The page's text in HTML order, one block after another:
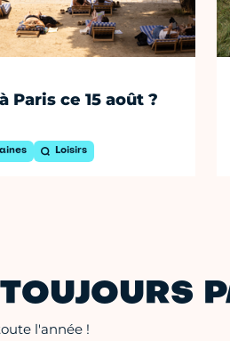
Paris ce 15 août ?
Loisirs
l'année !